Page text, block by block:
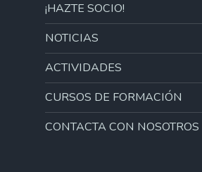
¡HAZTE SOCIO!
NOTICIAS
ACTIVIDADES
CURSOS DE FORMACIÓN
CONTACTA CON NOSOTROS